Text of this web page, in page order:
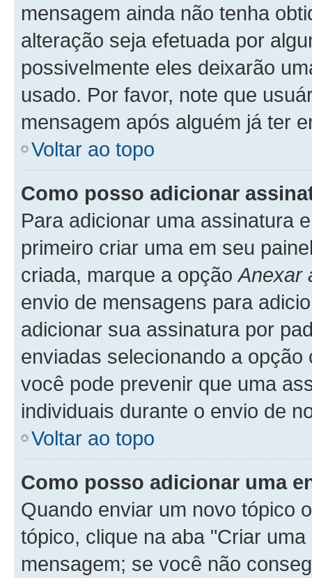
mensagem ainda não tenha
alteração seja efetuada por
possivelmente eles deixarão
usado. Por favor, note que
mensagem após alguém já ter
Voltar ao topo
Como posso adicionar
Para adicionar uma assinatura
primeiro criar uma em seu
criada, marque a opção Anexar
envio de mensagens para
adicionar sua assinatura por
enviadas selecionando a
você pode prevenir que uma
individuais durante o envio de
Voltar ao topo
Como posso adicionar uma
Quando enviar um novo tópico
tópico, clique na aba "Criar
mensagem; se você não